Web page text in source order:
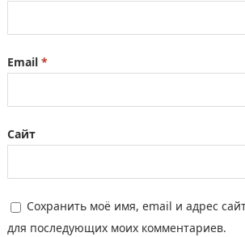
Email *
Сайт
Сохранить моё имя, email и адрес
для последующих моих комментариев.